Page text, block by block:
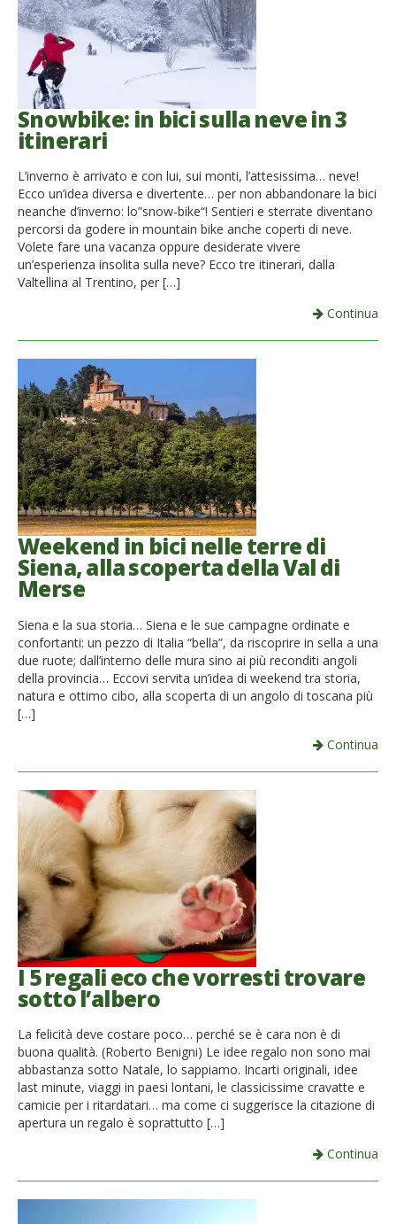
Snowbike: in bici sulla neve in 3
itinerari
L’inverno è arrivato e con lui, sui monti, l’attesissima… neve!
Ecco un’idea diversa e divertente… per non abbandonare la bici
neanche d’inverno: lo”snow-bike“! Sentieri e sterrate diventano
percorsi da godere in mountain bike anche coperti di neve.
Volete fare una vacanza oppure desiderate vivere
un’esperienza insolita sulla neve? Ecco tre itinerari, dalla
Valtellina al Trentino, per […]
Continua
Weekend in bici nelle terre di
Siena, alla scoperta della Val di
Merse
Siena e la sua storia… Siena e le sue campagne ordinate e
confortanti: un pezzo di Italia “bella”, da riscoprire in sella a una
due ruote; dall’interno delle mura sino ai più reconditi angoli
della provincia… Eccovi servita un’idea di weekend tra storia,
natura e ottimo cibo, alla scoperta di un angolo di toscana più
[…]
Continua
I 5 regali eco che vorresti trovare
sotto l’albero
La felicità deve costare poco… perché se è cara non è di
buona qualità. (Roberto Benigni) Le idee regalo non sono mai
abbastanza sotto Natale, lo sappiamo. Incarti originali, idee
last minute, viaggi in paesi lontani, le classicissime cravatte e
camicie per i ritardatari… ma come ci suggerisce la citazione di
apertura un regalo è soprattutto […]
Continua